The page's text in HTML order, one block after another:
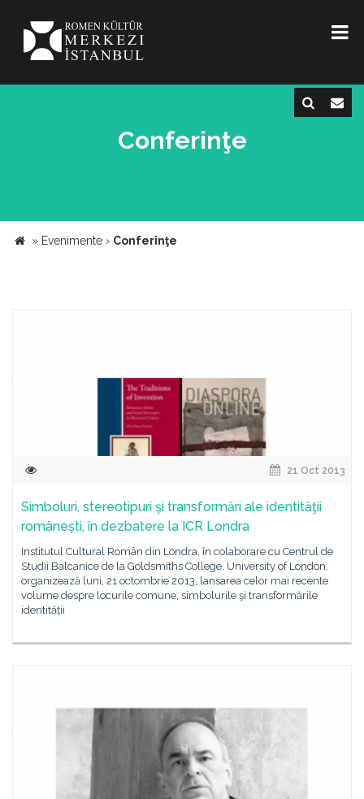
Conferinţe
» Evenimente › Conferinţe
21 Oct 2013
Simboluri, stereotipuri şi transformări ale identităţii
româneşti, în dezbatere la ICR Londra
Institutul Cultural Român din Londra, în colaborare cu Centrul de
Studii Balcanice de la Goldsmiths College, University of London,
organizează luni, 21 octombrie 2013, lansarea celor mai recente
volume despre locurile comune, simbolurile şi transformările
identității